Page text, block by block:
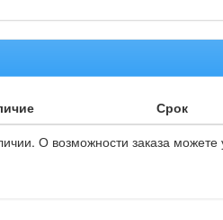
Срок
О возможности заказа